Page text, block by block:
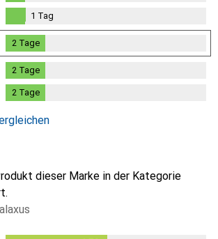
Tag
Tag
1 Tag
2 Tage
2 Tage
2 Tage
dieser Marke in der Kategorie